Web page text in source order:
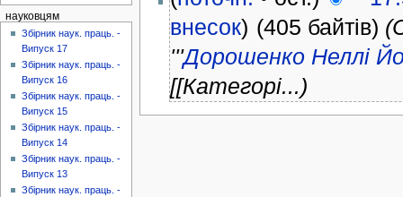
внесок) (405 байтів)
'''Дорошенко Неллі
[[Категорі...)
науковцям
Збірник наук. праць. -
Випуск 17
Збірник наук. праць. -
Випуск 16
Збірник наук. праць. -
Випуск 15
Збірник наук. праць. -
Випуск 14
Збірник наук. праць. -
Випуск 13
Збірник наук. праць. -